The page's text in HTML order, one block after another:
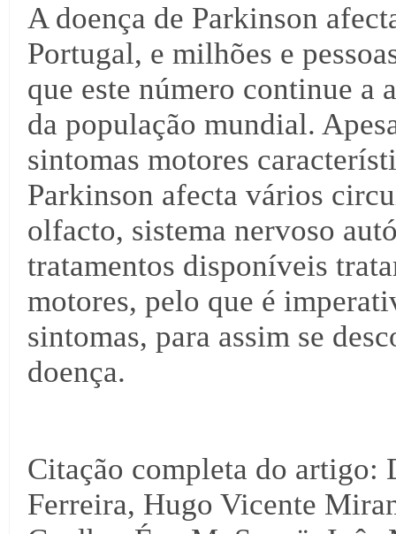
A doença de Parkinson
Portugal, e milhões e
que este número continue a
da população mundial.
sintomas motores
Parkinson afecta vários
olfacto, sistema nervoso
tratamentos disponíveis
motores, pelo que é
sintomas, para assim se
doença.
Citação completa do artigo:
Ferreira, Hugo Vicente